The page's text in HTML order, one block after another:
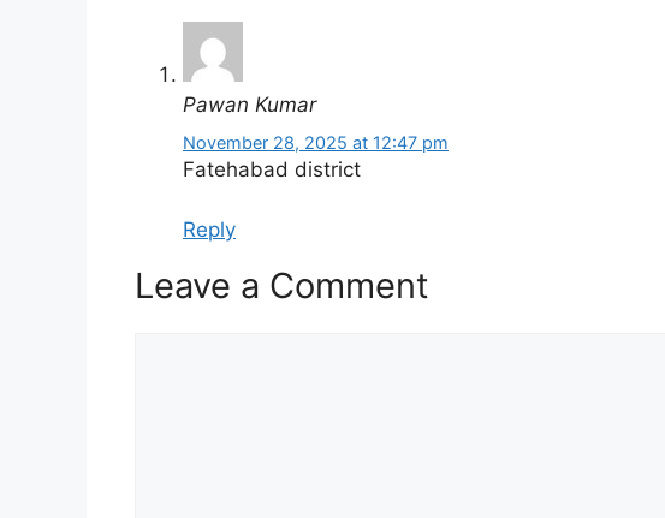
Pawan Kumar
November 28, 2025 at 12:47 pm
Fatehabad district
Reply
Leave a Comment